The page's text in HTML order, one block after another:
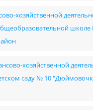
хозяйственной
хозяйственной
саду № 10